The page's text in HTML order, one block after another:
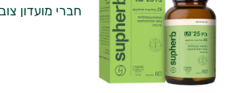
חברי מועדון